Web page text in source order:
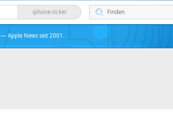
iphone-ticker
— Apple News seit 2001.